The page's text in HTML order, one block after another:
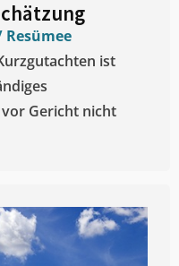
ist
Gericht nicht